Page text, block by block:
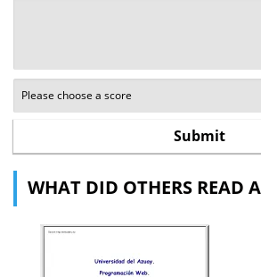
WHAT DID OTHERS READ